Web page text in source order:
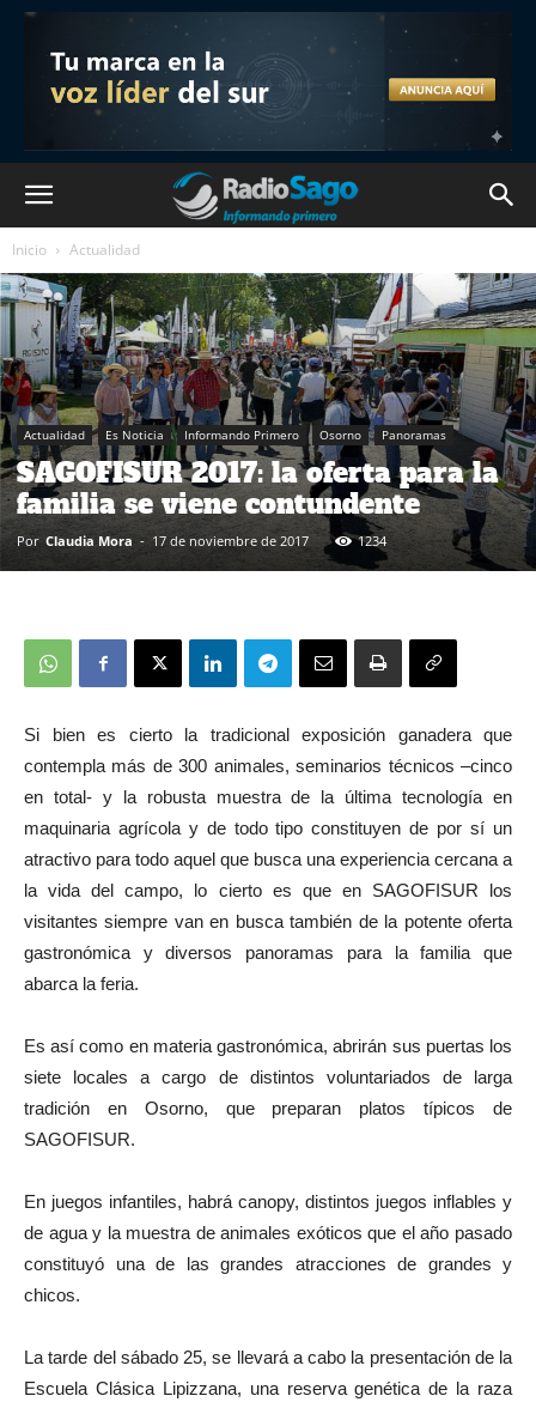
Inicio Actualidad
Actualidad Es Noticia Informando Primero Osorno Panoramas
SAGOFISUR 2017: la oferta para la
familia se viene contundente
Por Claudia Mora - 17 de noviembre de 2017 1234
Si bien es cierto la tradicional exposición ganadera que
contempla más de 300 animales, seminarios técnicos –cinco
en total- y la robusta muestra de la última tecnología en
maquinaria agrícola y de todo tipo constituyen de por sí un
atractivo para todo aquel que busca una experiencia cercana a
la vida del campo, lo cierto es que en SAGOFISUR los
visitantes siempre van en busca también de la potente oferta
gastronómica y diversos panoramas para la familia que
abarca la feria.
Es así como en materia gastronómica, abrirán sus puertas los
siete locales a cargo de distintos voluntariados de larga
tradición en Osorno, que preparan platos típicos de
SAGOFISUR.
En juegos infantiles, habrá canopy, distintos juegos inflables y
de agua y la muestra de animales exóticos que el año pasado
constituyó una de las grandes atracciones de grandes y
chicos.
La tarde del sábado 25, se llevará a cabo la presentación de la
Escuela Clásica Lipizzana, una reserva genética de la raza